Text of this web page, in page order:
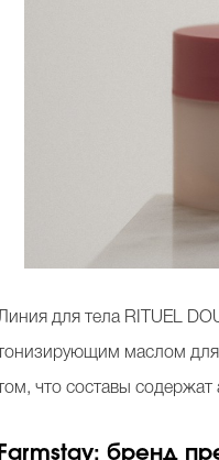
Линия для тела RITUEL
маслом для
что составы
Farmstay: бренд